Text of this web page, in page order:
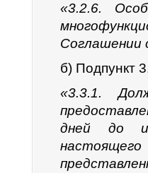
«3.2.6.
Соглашении
б) Подпункт
«3.3.1.
дней до